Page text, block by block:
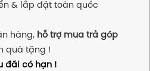
& lắp đặt toàn quốc
hàng, hỗ trợ mua trả góp
quà tặng !
đãi có hạn !